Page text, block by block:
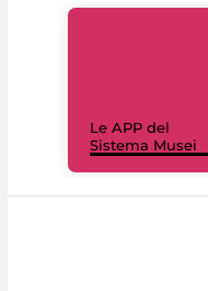
Le APP del
Sistema Musei